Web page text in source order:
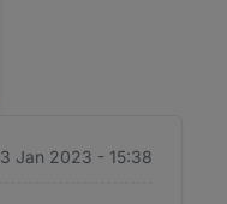
Jan 2023 - 15:38